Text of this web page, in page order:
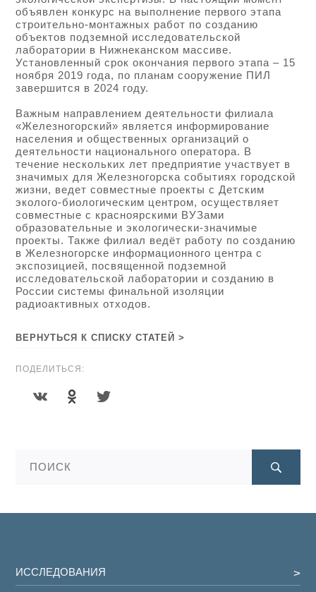
объявлен конкурс на выполнение первого этапа
строительно-монтажных работ по созданию
объектов подземной исследовательской
лаборатории в Нижнеканском массиве.
Установленный срок окончания первого этапа – 15
ноября 2019 года, по планам сооружение ПИЛ
завершится в 2024 году.
Важным направлением деятельности филиала
«Железногорский» является информирование
населения и общественных организаций о
деятельности национального оператора. В
течение нескольких лет предприятие участвует в
значимых для Железногорска событиях городской
жизни, ведет совместные проекты с Детским
эколого-биологическим центром, осуществляет
совместные с красноярскими ВУЗами
образовательные и экологически-значимые
проекты. Также филиал ведёт работу по созданию
в Железногорске информационного центра с
экспозицией, посвященной подземной
исследовательской лаборатории и созданию в
России системы финальной изоляции
радиоактивных отходов.
ВЕРНУТЬСЯ К СПИСКУ СТАТЕЙ >
ПОДЕЛИТЬСЯ:
ИССЛЕДОВАНИЯ